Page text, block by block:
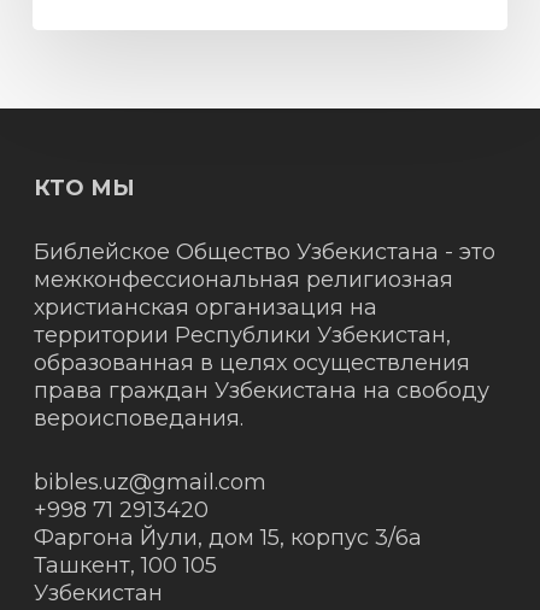
КТО МЫ
Библейское Общество Узбекистана - это
межконфессиональная религиозная
христианская организация на
территории Республики Узбекистан,
образованная в целях осуществления
права граждан Узбекистана на свободу
вероисповедания.
bibles.uz@gmail.com
+998 71 2913420
Фаргона Йули, дом 15, корпус 3/6а
Ташкент,100 105
Узбекистан